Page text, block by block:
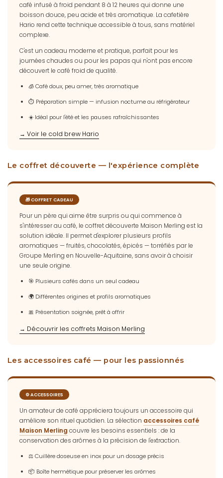
café infusé à froid pendant 8 à 12 heures qui donne une
boisson douce, peu acide et très aromatique. La cafetière
Hario rend cette technique accessible à tous, sans matériel
complexe.
C'est un cadeau moderne et pratique, parfait pour les
journées chaudes ou pour les papas qui n'ont pas encore
découvert le café froid de qualité.
🧊 Café doux, peu amer, très aromatique
⏱️ Préparation simple — infusion nocturne au réfrigérateur
☀️ Idéal pour l'été et les pauses rafraîchissantes
→ Voir le cold brew Hario
Le coffret découverte — l'expérience complète
🎁 COFFRET CADEAU
Pour un père qui aime être surpris ou qui commence à
s'intéresser au café, le coffret découverte Maison Merling est la
solution idéale. Il permet d'explorer plusieurs profils
aromatiques — fruités, chocolatés, épicés — torréfiés par le
Groupe Merling en Nouvelle-Aquitaine, sans avoir à choisir
une seule origine.
🎯 Plusieurs cafés dans un seul cadeau
🌍 Différentes origines et profils aromatiques
🎀 Présentation soignée, prêt à offrir
→ Découvrir les coffrets Maison Merling
Les accessoires café — pour les passionnés
⚙️ ACCESSOIRES
Un amateur de café appréciera toujours un accessoire qui
améliore son rituel quotidien. La sélection accessoires café
Maison Merling couvre les besoins essentiels : de la
conservation des arômes à la précision de l'extraction.
⚖️ Cuillère doseuse en inox pour un dosage précis
📦 Boîte hermétique pour préserver les arômes